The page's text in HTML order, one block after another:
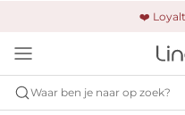
❤️
🚚 Gratis
🔒
Waar ben je naar op zoek?